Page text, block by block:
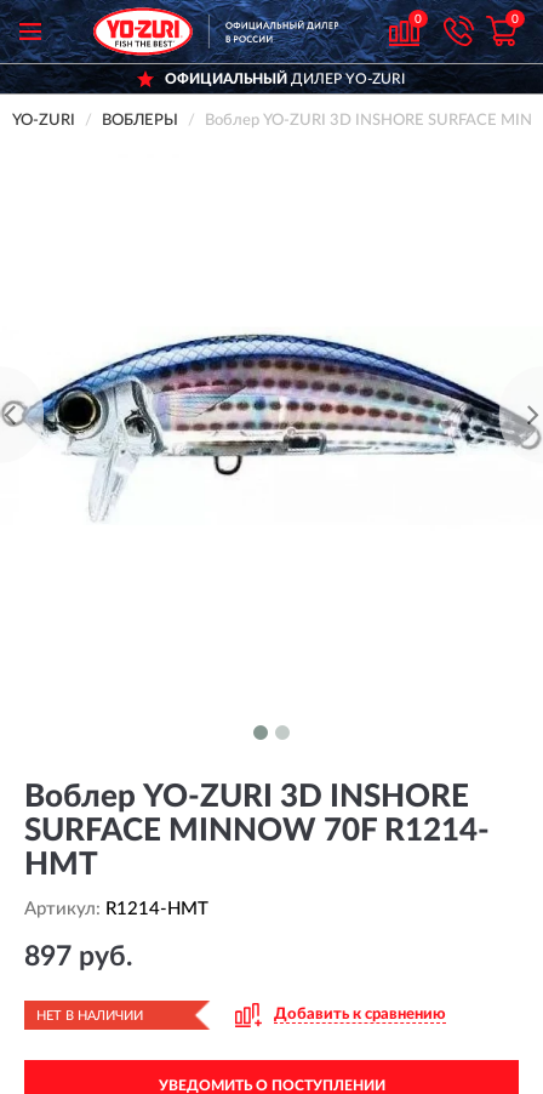
0 0
ОФИЦИАЛЬНЫЙДИЛЕР YO-ZURI
YO-ZURI ВОБЛЕРЫ Воблер YO-ZURI 3D INSHORE SURFACE
Воблер YO-ZURI 3D INSHORE
SURFACE MINNOW 70F R1214-
HMT
Артикул: R1214-HMT
897 руб.
НЕТ В НАЛИЧИИ Добавить к сравнению
УВЕДОМИТЬ О ПОСТУПЛЕНИИ